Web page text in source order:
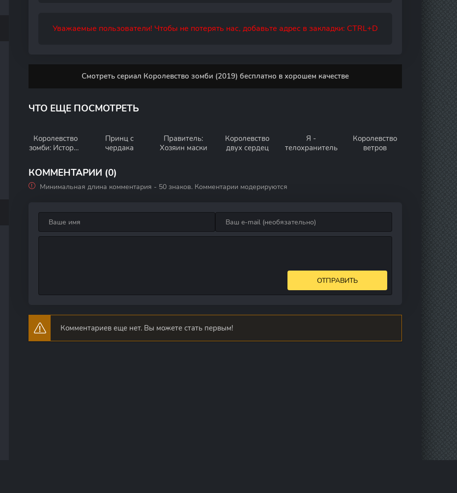
Уважаемые пользователи! Чтобы не потерять нас, добавьте адрес в закладки: CTRL+D
Смотреть сериал Королевство зомби (2019) бесплатно в хорошем качестве
ЧТО ЕЩЕ ПОСМОТРЕТЬ
Королевство
зомби: История
Принц с
чердака
Правитель:
Хозяин маски
Королевство
двух сердец
Я -
телохранитель
Королевство
ветров
КОММЕНТАРИИ (0)
Минимальная длина комментария - 50 знаков. Комментарии модерируются
ОТПРАВИТЬ
Комментариев еще нет. Вы можете стать первым!